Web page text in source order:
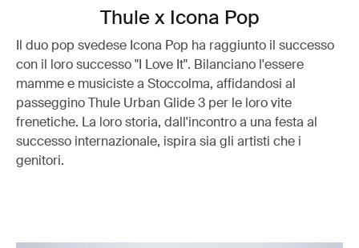
Thule x Icona Pop
Il duo pop svedese Icona Pop ha raggiunto il successo
con il loro successo "I Love It". Bilanciano l'essere
mamme e musiciste a Stoccolma, affidandosi al
passeggino Thule Urban Glide 3 per le loro vite
frenetiche. La loro storia, dall'incontro a una festa al
successo internazionale, ispira sia gli artisti che i
genitori.